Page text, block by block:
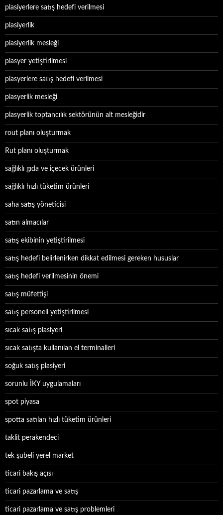
plasiyerlere satış hedefi verilmesi
plasiyerlik
plasiyerlik mesleği
plasyer yetiştirilmesi
plasyerlere satış hedefi verilmesi
plasyerlik mesleği
plasyerlik toptancılık sektörünün alt mesleğidir
rout planı oluşturmak
Rut planı oluşturmak
sağlıklı gıda ve içecek ürünleri
sağlıklı hızlı tüketim ürünleri
saha satış yöneticisi
satın almacılar
satış ekibinin yetiştirilmesi
satış hedefi belirlenirken dikkat edilmesi gereken hususlar
satış hedefi verilmesinin önemi
satış müfettişi
satış personeli yetiştirilmesi
sıcak satış plasiyeri
sıcak satışta kullanılan el terminalleri
soğuk satış plasiyeri
sorunlu İKY uygulamaları
spot piyasa
spotta satılan hızlı tüketim ürünleri
taklit perakendeci
tek şubeli yerel market
ticari bakış açısı
ticari pazarlama ve satış
ticari pazarlama ve satış problemleri